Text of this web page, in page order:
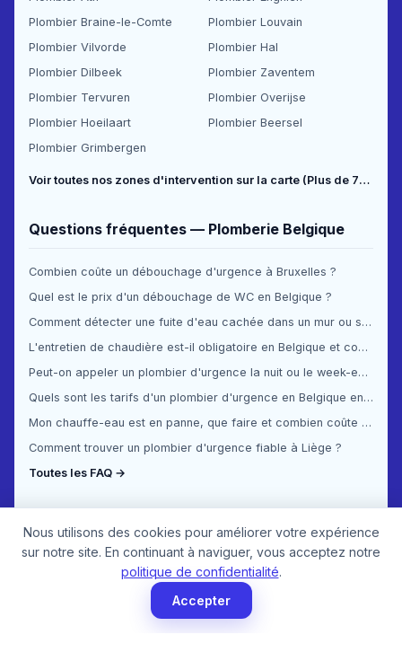
Plombier Braine-le-Comte
Plombier Louvain
Plombier Vilvorde
Plombier Hal
Plombier Dilbeek
Plombier Zaventem
Plombier Tervuren
Plombier Overijse
Plombier Hoeilaart
Plombier Beersel
Plombier Grimbergen
Voir toutes nos zones d'intervention sur la carte (Plus de 70 communes couvertes) →
Questions fréquentes — Plomberie Belgique
Combien coûte un débouchage d'urgence à Bruxelles ?
Quel est le prix d'un débouchage de WC en Belgique ?
Comment détecter une fuite d'eau cachée dans un mur ou sous le sol ?
L'entretien de chaudière est-il obligatoire en Belgique et combien ça coûte ?
Peut-on appeler un plombier d'urgence la nuit ou le week-end en Belgique ?
Quels sont les tarifs d'un plombier d'urgence en Belgique en 2025 ?
Mon chauffe-eau est en panne, que faire et combien coûte la réparation ?
Comment trouver un plombier d'urgence fiable à Liège ?
Toutes les FAQ →
Nous utilisons des cookies pour améliorer votre expérience
sur notre site. En continuant à naviguer, vous acceptez notre
politique de confidentialité.
Accepter